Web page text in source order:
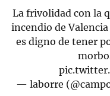
La frivolidad con la
incendio de Valencia
es digno de tener
— laborre